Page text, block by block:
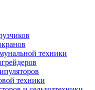
техники
техники